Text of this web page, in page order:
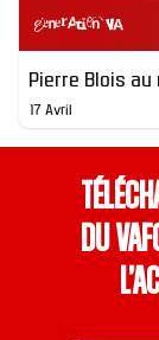
Pierre Blois au
17 Avril
du